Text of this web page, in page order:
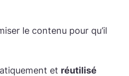
le contenu pour qu’il
et réutilisé